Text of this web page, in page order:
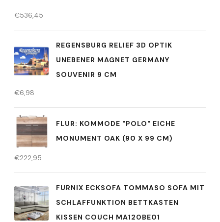
€536,45
REGENSBURG RELIEF 3D OPTIK
UNEBENER MAGNET GERMANY
SOUVENIR 9 CM
€6,98
FLUR: KOMMODE "POLO" EICHE
MONUMENT OAK (90 X 99 CM)
€222,95
FURNIX ECKSOFA TOMMASO SOFA MIT
SCHLAFFUNKTION BETTKASTEN
KISSEN COUCH MA120BE01